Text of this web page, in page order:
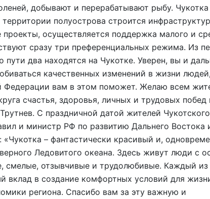
добывают и перерабатывают рыбу. Чукотка
полуострова строится
осуществляется поддержка малого и
сразу три преференциальных режима. Из
пути два находятся на Чукотке. Уверен, вы и
качественных изменений в жизни
Федерации вам в этом поможет. Желаю всем
счастья, здоровья, личных и трудовых побед
С праздничной датой жителей Чукотского
и министр РФ по развитию Дальнего Востока
– фантастически красивый и,
Ледовитого океана. Здесь живут люди с
смелые, отзывчивые и трудолюбивые. Каждый из
вклад в создание комфортных условий для
региона. Спасибо вам за эту важную и